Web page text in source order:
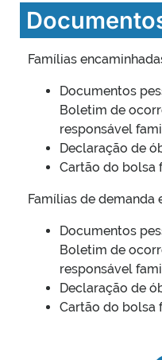
Famílias
Documentos
Boletim de
responsável
Declaração de
Cartão do bolsa
Famílias de demanda
Documentos
Boletim de
responsável
Declaração de
Cartão do bolsa